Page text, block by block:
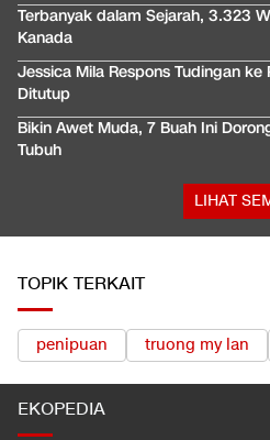
Terbanyak dalam Sejarah, 3.323
Kanada
Jessica Mila Respons Tudingan ke
Ditutup
Bikin Awet Muda, 7 Buah Ini
Tubuh
LIHAT
TOPIK TERKAIT
penipuan truong my lan
EKOPEDIA